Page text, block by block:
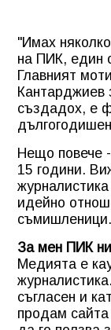
"Имах
на ПИК, един
Главният
Кантарджиев
създадох, е
Нещо повече
15 години.
идейно
съмишленици.
За мен ПИК
Медията е
съгласен и
продам